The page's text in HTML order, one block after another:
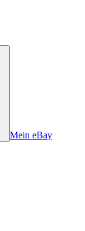
Mein eBay